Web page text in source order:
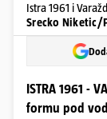
Istra 1961 i
Srecko Niketic/
ISTRA 1961 -
formu pod